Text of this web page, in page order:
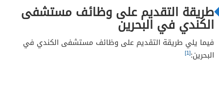
طريقة التقديم على وظائف مستشفى
الكندي في البحرين
فيما يلي طريقة التقديم على وظائف مستشفى الكندي في
البحرين:[1]